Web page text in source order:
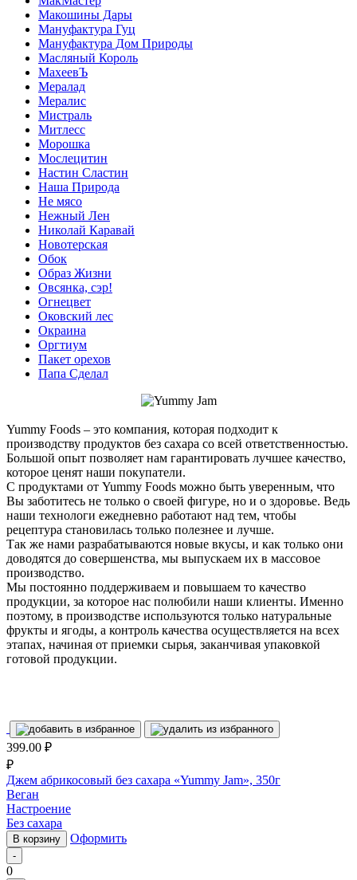
Макошины Дары
Мануфактура Гуц
Мануфактура Дом Природы
Масляный Король
МахеевЪ
Мералад
Мералис
Мистраль
Митлесс
Морошка
Мослецитин
Настин Сластин
Наша Природа
Не мясо
Нежный Лен
Николай Каравай
Новотерская
Обок
Образ Жизни
Овсянка, сэр!
Огнецвет
Оковский лес
Окраина
Оргтиум
Пакет орехов
Папа Сделал
Yummy Foods – это компания, которая подходит к
производству продуктов без сахара со всей ответственностью.
Большой опыт позволяет нам гарантировать лучшее качество,
которое ценят наши покупатели.
С продуктами от Yummy Foods можно быть уверенным, что
Вы заботитесь не только о своей фигуре, но и о здоровье. Ведь
наши технологи ежедневно работают над тем, чтобы
рецептура становилась только полезнее и лучше.
Так же нами разрабатываются новые вкусы, и как только они
доводятся до совершенства, мы выпускаем их в массовое
производство.
Мы постоянно поддерживаем и повышаем то качество
продукции, за которое нас полюбили наши клиенты. Именно
поэтому, в производстве используются только натуральные
фрукты и ягоды, а контроль качества осуществляется на всех
этапах, начиная от приемки сырья, заканчивая упаковкой
готовой продукции.
399.00 ₽
₽
Джем абрикосовый без сахара «Yummy Jam», 350г
Веган
Настроение
Без сахара
В корзину Оформить
-
0